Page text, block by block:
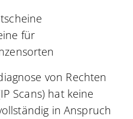
für
von Rechten
Scans) hat keine
in Anspruch